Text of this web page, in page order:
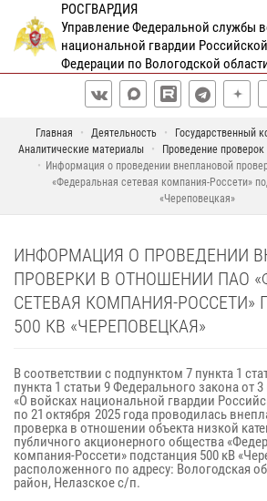
РОСГВАРДИЯ
Управление Федеральной службы
национальной гвардии Российской
Федерации по Вологодской
Главная Деятельность
Государственный
Аналитические материалы
Проведение
Информация о проведении внеплановой
«Федеральная сетевая компания-Россети»
«Череповецкая»
ИНФОРМАЦИЯ О ПРОВЕДЕНИИ
ПРОВЕРКИ В ОТНОШЕНИИ ПАО
СЕТЕВАЯ КОМПАНИЯ-РОССЕТИ»
500 КВ «ЧЕРЕПОВЕЦКАЯ»
В соответствии с подпунктом 7 пункта 1
пункта 1 статьи 9 Федерального закона от
«О войсках национальной гвардии
по 21 октября 2025 года проводилась
проверка в отношении объекта низкой
публичного акционерного общества
компания-Россети» подстанция 500 кВ
расположенного по адресу: Вологодская
район, Нелазское с/п.